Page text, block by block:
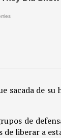
sacada de
de
de liberar a